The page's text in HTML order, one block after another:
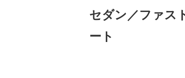
セダン／ファス
ート